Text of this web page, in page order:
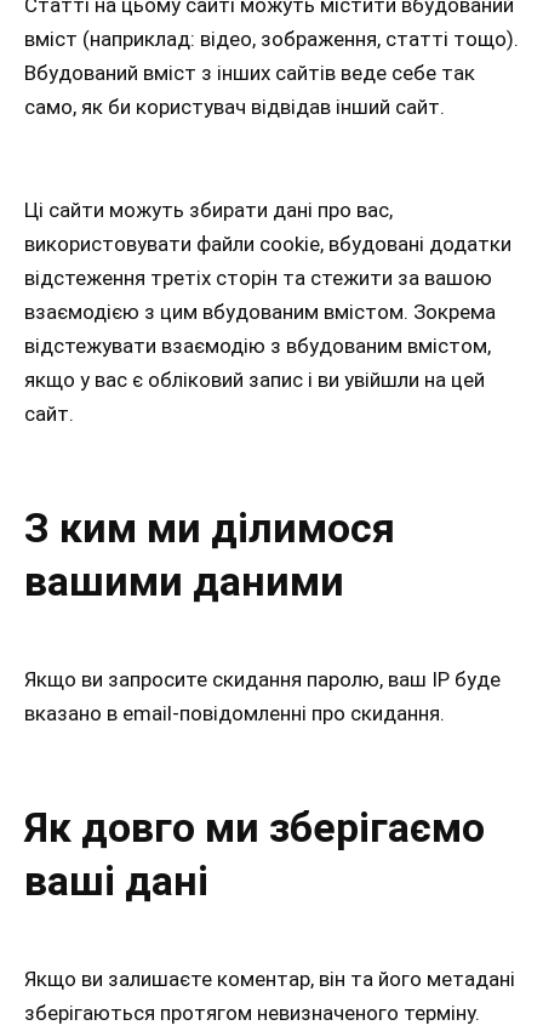
вміст (наприклад: відео, зображення, статті тощо).
Вбудований вміст з інших сайтів веде себе так
само, як би користувач відвідав інший сайт.
Ці сайти можуть збирати дані про вас,
використовувати файли cookie, вбудовані додатки
відстеження третіх сторін та стежити за вашою
взаємодією з цим вбудованим вмістом. Зокрема
відстежувати взаємодію з вбудованим вмістом,
якщо у вас є обліковий запис і ви увійшли на цей
сайт.
З ким ми ділимося
вашими даними
Якщо ви запросите скидання паролю, ваш IP буде
вказано в email-повідомленні про скидання.
Як довго ми зберігаємо
ваші дані
Якщо ви залишаєте коментар, він та його метадані
зберігаються протягом невизначеного терміну.